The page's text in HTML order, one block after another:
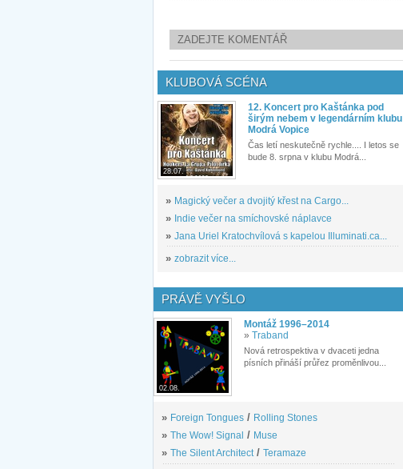
ZADEJTE KOMENTÁŘ
KLUBOVÁ SCÉNA
28.07.
12. Koncert pro Kaštánka pod
širým nebem v legendárním klubu
Modrá Vopice
Čas letí neskutečně rychle.... I letos se
bude 8. srpna v klubu Modrá...
» Magický večer a dvojitý křest na Cargo...
» Indie večer na smíchovské náplavce
» Jana Uriel Kratochvílová s kapelou Illuminati.ca...
» zobrazit více...
PRÁVĚ VYŠLO
02.08.
Montáž 1996–2014
» Traband
Nová retrospektiva v dvaceti jedna
písních přináší průřez proměnlivou...
» Foreign Tongues / Rolling Stones
» The Wow! Signal / Muse
» The Silent Architect/ Teramaze